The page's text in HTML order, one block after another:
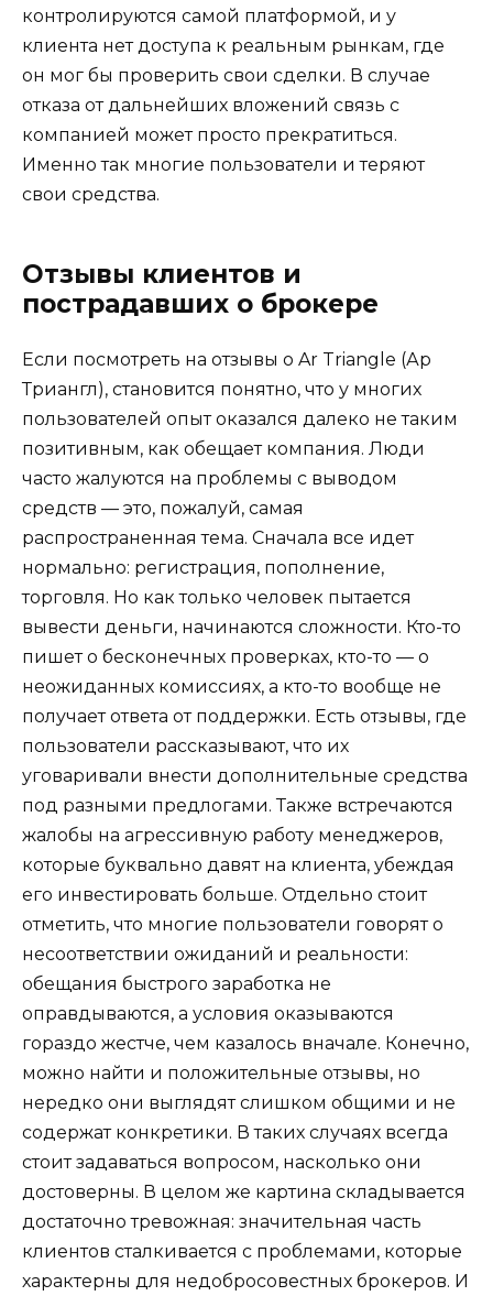
контролируются самой платформой, и у
клиента нет доступа к реальным рынкам, где
он мог бы проверить свои сделки. В случае
отказа от дальнейших вложений связь с
компанией может просто прекратиться.
Именно так многие пользователи и теряют
свои средства.
Отзывы клиентов и
пострадавших о брокере
Если посмотреть на отзывы о Ar Triangle (Ар
Триангл), становится понятно, что у многих
пользователей опыт оказался далеко не таким
позитивным, как обещает компания. Люди
часто жалуются на проблемы с выводом
средств — это, пожалуй, самая
распространенная тема. Сначала все идет
нормально: регистрация, пополнение,
торговля. Но как только человек пытается
вывести деньги, начинаются сложности. Кто-то
пишет о бесконечных проверках, кто-то — о
неожиданных комиссиях, а кто-то вообще не
получает ответа от поддержки. Есть отзывы, где
пользователи рассказывают, что их
уговаривали внести дополнительные средства
под разными предлогами. Также встречаются
жалобы на агрессивную работу менеджеров,
которые буквально давят на клиента, убеждая
его инвестировать больше. Отдельно стоит
отметить, что многие пользователи говорят о
несоответствии ожиданий и реальности:
обещания быстрого заработка не
оправдываются, а условия оказываются
гораздо жестче, чем казалось вначале. Конечно,
можно найти и положительные отзывы, но
нередко они выглядят слишком общими и не
содержат конкретики. В таких случаях всегда
стоит задаваться вопросом, насколько они
достоверны. В целом же картина складывается
достаточно тревожная: значительная часть
клиентов сталкивается с проблемами, которые
характерны для недобросовестных брокеров. И